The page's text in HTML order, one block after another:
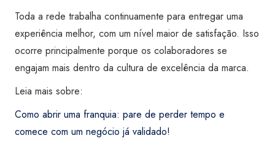
Toda a rede trabalha continuamente para entregar uma
experiência melhor, com um nível maior de satisfação. Isso
ocorre principalmente porque os colaboradores se
engajam mais dentro da cultura de excelência da marca.
Leia mais sobre:
Como abrir uma franquia: pare de perder tempo e
comece com um negócio já validado!